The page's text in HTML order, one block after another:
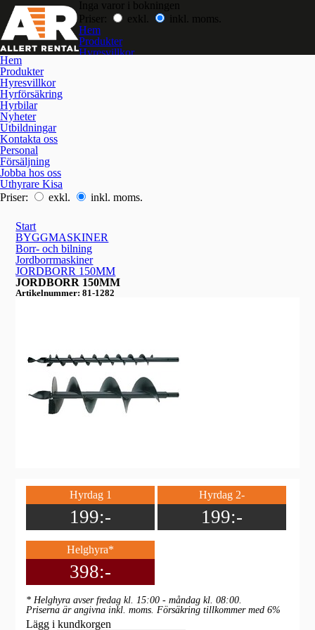
Hem
Produkter
Hyresvillkor
Hyrförsäkring
Hyrbilar
Nyheter
Utbildningar
Kontakta oss
Personal
Försäljning
Jobba hos oss
Uthyrare Kisa
Priser:
exkl. inkl. moms.
Inga varor i bokningen
Priser:
exkl.
inkl. moms.
Hem
Produkter
Hyresvillkor
Hyrbilar
Nyheter
Utbildningar
Kontakta oss
Jobba hos oss
Start
BYGGMASKINER
Borr- och bilning
Jordborrmaskiner
JORDBORR 150MM
JORDBORR 150MM
Artikelnummer: 81-1282
Hyrdag 1
199:-
Hyrdag 2-
199:-
Helghyra*
398:-
* Helghyra avser fredag kl. 15:00 - måndag kl. 08:00.
Priserna är angivna inkl. moms. Försäkring tillkommer med 6%
Lägg i kundkorgen